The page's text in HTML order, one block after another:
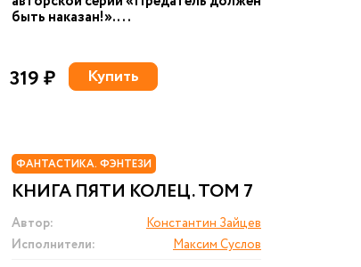
быть наказан!». ...
319 ₽ Купить
ФАНТАСТИКА. ФЭНТЕЗИ
КНИГА ПЯТИ КОЛЕЦ. ТОМ 7
Автор:
Константин Зайцев
Исполнители:
Максим Суслов